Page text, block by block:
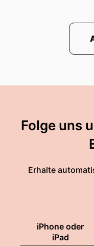
Folge uns
Erhalte
iPhone oder
iPad